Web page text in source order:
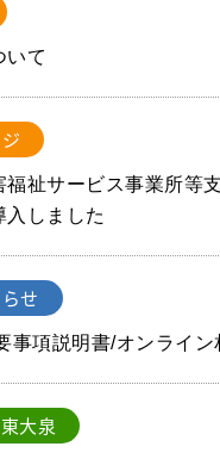
て
福祉サービス事業所等
しました
せ
事項説明書/オンライ
大泉